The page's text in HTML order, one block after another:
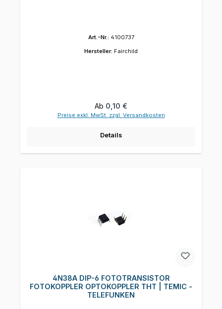
Art.-Nr.: 4100737
Hersteller: Fairchild
Regulärer Preis:
Ab 0,10 €
Preise exkl. MwSt. zzgl. Versandkosten
Details
4N38A DIP-6 FOTOTRANSISTOR
FOTOKOPPLER OPTOKOPPLER THT | TEMIC -
TELEFUNKEN